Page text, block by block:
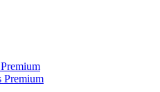
Premium